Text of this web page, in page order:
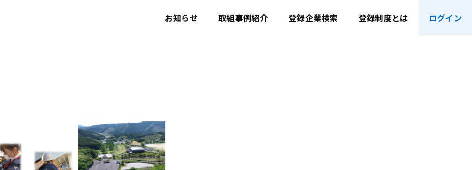
お知らせ 取組事例紹介 登録企業検索 登録制度とは ログイン